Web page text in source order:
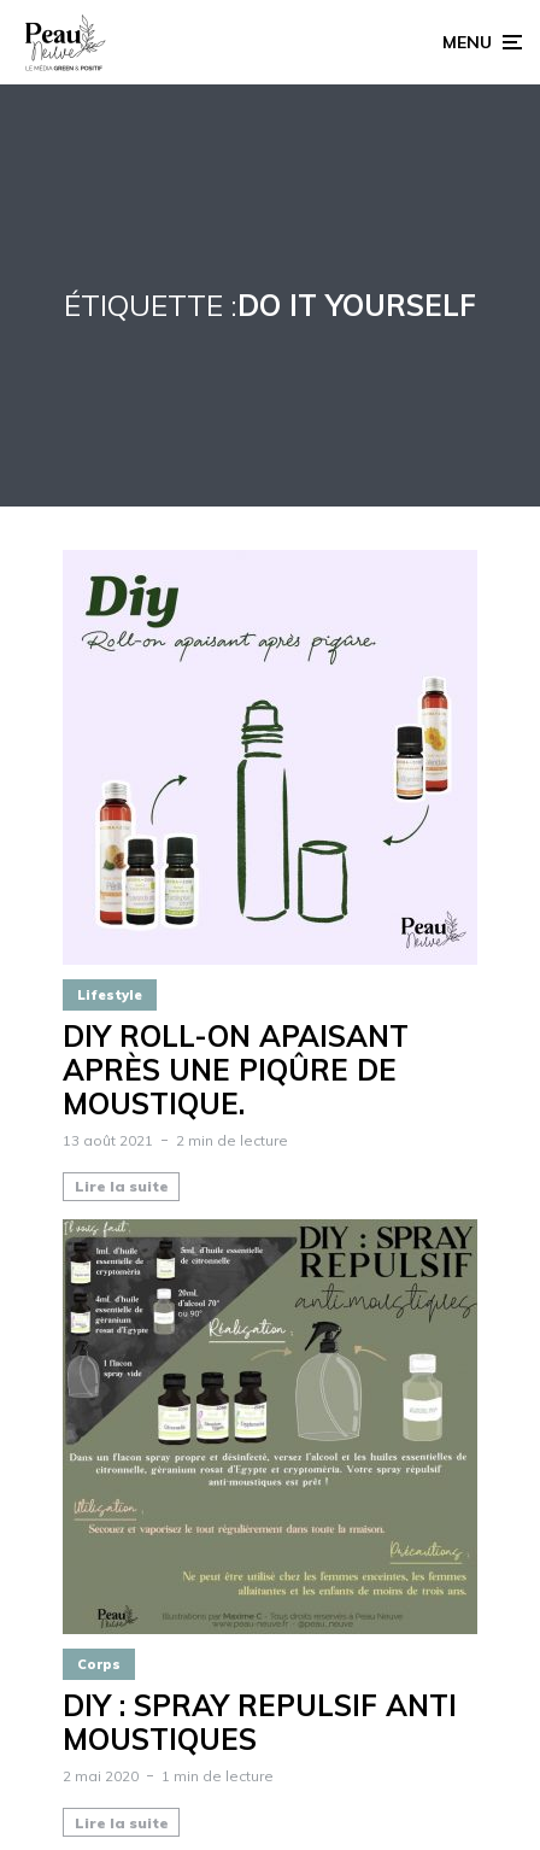
MENU
ÉTIQUETTE :DO IT YOURSELF
Lifestyle
DIY ROLL-ON APAISANT
APRÈS UNE PIQÛRE DE
MOUSTIQUE.
13 août 2021 2 min de lecture
Lire la suite
Corps
DIY : SPRAY REPULSIF ANTI
MOUSTIQUES
2 mai 2020 1 min de lecture
Lire la suite